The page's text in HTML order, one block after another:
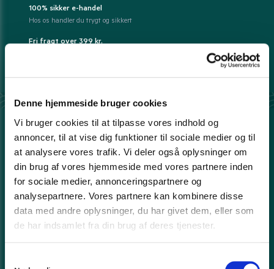
Denne hjemmeside bruger cookies
Vi bruger cookies til at tilpasse vores indhold og
annoncer, til at vise dig funktioner til sociale medier og til
at analysere vores trafik. Vi deler også oplysninger om
din brug af vores hjemmeside med vores partnere inden
for sociale medier, annonceringspartnere og
analysepartnere. Vores partnere kan kombinere disse
data med andre oplysninger, du har givet dem, eller som
de har indsamlet fra din brug af deres tjenester.
100% sikker e-handel
Hos os handler du trygt og sikkert
Fri fragt over 399 kr.
Her kan du betale med
Din ordre pakkes forsigtigt og sendes med